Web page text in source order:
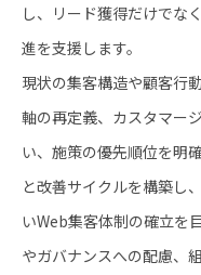
し、リード獲得だけでな
進を支援します。
現状の集客構造や顧客行
軸の再定義、カスタマー
い、施策の優先順位を明
と改善サイクルを構築し
いWeb集客体制の確立を
やガバナンスへの配慮、